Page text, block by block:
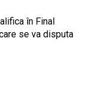
în Final
se va disputa